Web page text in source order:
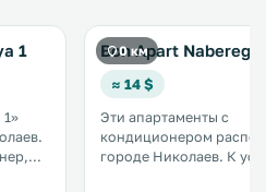
1 0 км
Bon Apart
≈ 14 $
Эти апартаменты с
кондиционером
городе Николаев. К услугам